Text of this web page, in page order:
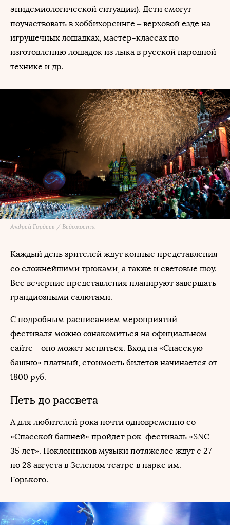
эпидемиологической ситуации). Дети смогут
поучаствовать в хоббихорсинге – верховой езде на
игрушечных лошадках, мастер-классах по
изготовлению лошадок из лыка в русской народной
технике и др.
Андрей Гордеев / Ведомости
Каждый день зрителей ждут конные представления
со сложнейшими трюками, а также и световые шоу.
Все вечерние представления планируют завершать
грандиозными салютами.
С подробным расписанием мероприятий
фестиваля можно ознакомиться на официальном
сайте – оно может меняться. Вход на «Спасскую
башню» платный, стоимость билетов начинается от
1800 руб.
Петь до рассвета
А для любителей рока почти одновременно со
«Спасской башней» пройдет рок-фестиваль «SNC-
35 лет». Поклонников музыки потяжелее ждут с 27
по 28 августа в Зеленом театре в парке им.
Горького.